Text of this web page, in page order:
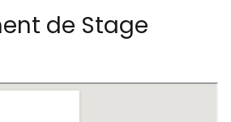
de Stage